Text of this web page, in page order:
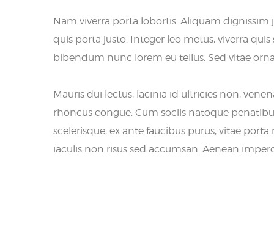
Nam viverra porta lobortis. Aliquam
quis porta justo. Integer leo metus, viverra
bibendum nunc lorem eu tellus. Sed vitae
Mauris dui lectus, lacinia id ultricies non,
rhoncus congue. Cum sociis natoque
scelerisque, ex ante faucibus purus, vitae
iaculis non risus sed accumsan. Aenean